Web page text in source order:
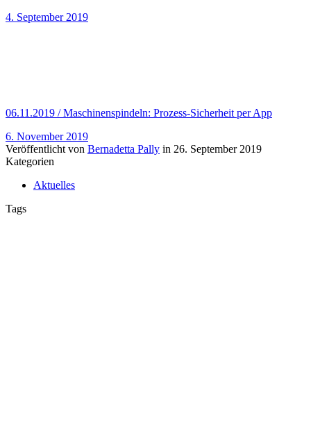
4. September 2019
06.11.2019 / Maschinenspindeln: Prozess-Sicherheit per App
6. November 2019
Veröffentlicht von Bernadetta Pally in 26. September 2019
Kategorien
Aktuelles
Tags